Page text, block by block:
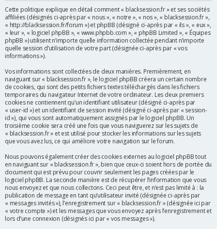
h
e
r
Cette politique explique en détail comment « blacksession.fr » et ses sociétés
affiliées (désignés ci-après par « nous », « notre », « nos », « blacksession.fr »,
« http://blacksession.fr/forum ») et phpBB (désigné ci-après par « ils », « eux »,
« leur », « logiciel phpBB », « www.phpbb.com », « phpBB Limited », « Équipes
phpBB ») utilisent n’importe quelle information collectée pendant n’importe
quelle session d’utilisation de votre part (désignée ci-après par « vos
informations »).
Vos informations sont collectées de deux manières. Premièrement, en
naviguant sur « blacksession.fr », le logiciel phpBB créera un certain nombre
de cookies, qui sont des petits fichiers textes téléchargés dans les fichiers
temporaires du navigateur Internet de votre ordinateur. Les deux premiers
cookies ne contiennent qu’un identifiant utilisateur (désigné ci-après par
« user-id ») et un identifiant de session invité (désigné ci-après par « session-
id »), qui vous sont automatiquement assignés par le logiciel phpBB. Un
troisième cookie sera créé une fois que vous naviguerez sur les sujets de
« blacksession.fr » et est utilisé pour stocker les informations sur les sujets
que vous avez lus, ce qui améliore votre navigation sur le forum.
Nous pouvons également créer des cookies externes au logiciel phpBB tout
en naviguant sur « blacksession.fr », bien que ceux-ci soient hors de portée du
document qui est prévu pour couvrir seulement les pages créées par le
logiciel phpBB. La seconde manière est de récupérer l’information que vous
nous envoyez et que nous collectons. Ceci peut être, et n’est pas limité à : la
publication de message en tant qu’utilisateur invité (désignée ci-après par
« messages invités »), l’enregistrement sur « blacksession.fr » (désignée ici par
« votre compte ») et les messages que vous envoyez après l’enregistrement et
lors d’une connexion (désignés ici par « vos messages »).